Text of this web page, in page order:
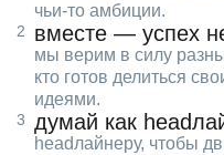
чьи‑то амбиции.
вместе — успех
мы верим в силу
кто готов делиться
идеями.
думай как
headлайнеру, чтобы